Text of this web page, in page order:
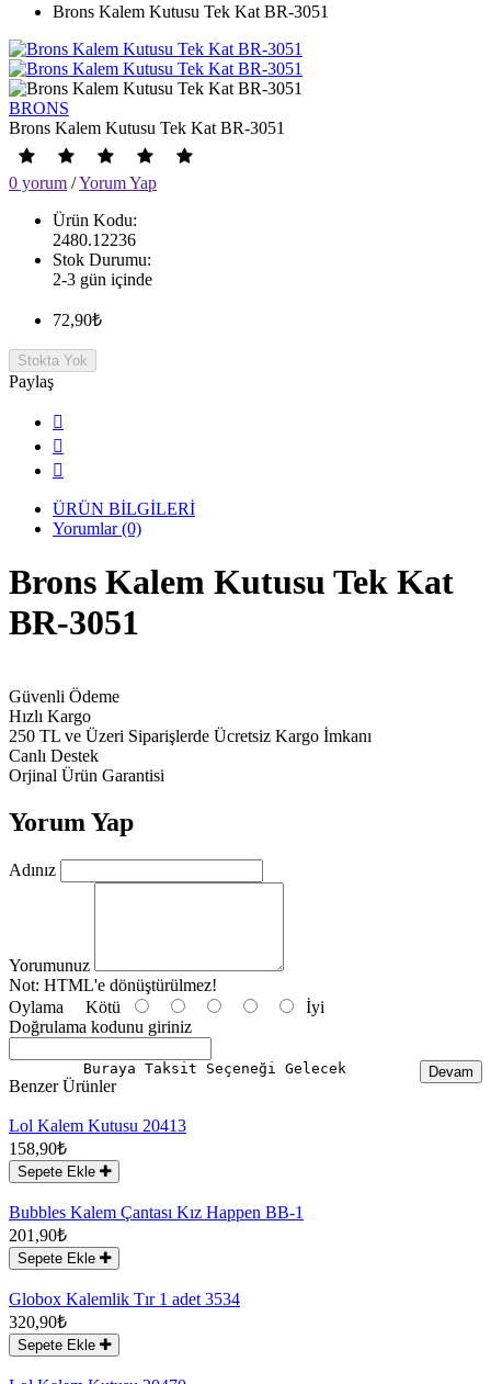
Brons Kalem Kutusu Tek Kat BR-3051
BRONS
Brons Kalem Kutusu Tek Kat BR-3051
0 yorum /Yorum Yap
Ürün Kodu:
2480.12236
Stok Durumu:
2-3 gün içinde
72,90₺
Stokta Yok
Paylaş
ÜRÜN BİLGİLERİ
Yorumlar (0)
Brons Kalem Kutusu Tek Kat
BR-3051
Güvenli Ödeme
Hızlı Kargo
250 TL ve Üzeri Siparişlerde Ücretsiz Kargo İmkanı
Canlı Destek
Orjinal Ürün Garantisi
Yorum Yap
Adınız
Yorumunuz
Not: HTML'e dönüştürülmez!
Oylama Kötü
İyi
Doğrulama kodunu giriniz
Devam
Buraya Taksit Seçeneği Gelecek
Benzer Ürünler
Lol Kalem Kutusu 20413
158,90₺
Sepete Ekle
Bubbles Kalem Çantası Kız Happen BB-1
201,90₺
Sepete Ekle
Globox Kalemlik Tır 1 adet 3534
320,90₺
Sepete Ekle